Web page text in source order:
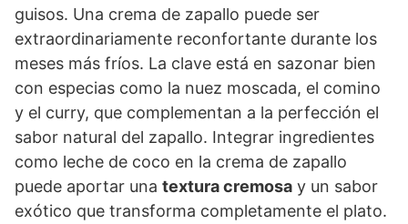
guisos. Una crema de zapallo puede ser
extraordinariamente reconfortante durante los
meses más fríos. La clave está en sazonar bien
con especias como la nuez moscada, el comino
y el curry, que complementan a la perfección el
sabor natural del zapallo. Integrar ingredientes
como leche de coco en la crema de zapallo
puede aportar una textura cremosa y un sabor
exótico que transforma completamente el plato.